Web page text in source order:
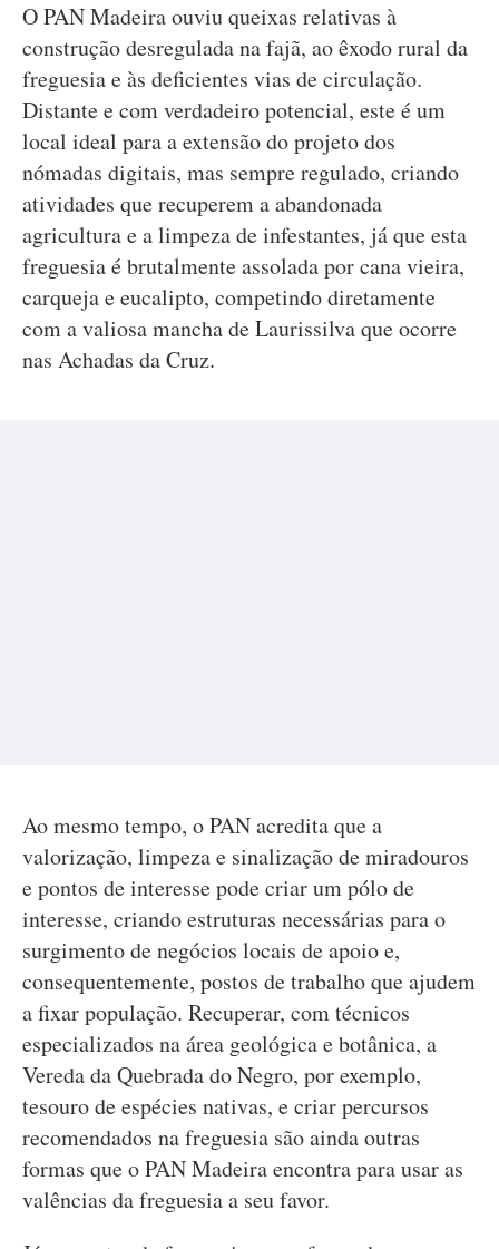
O PAN Madeira ouviu queixas relativas à
construção desregulada na fajã, ao êxodo rural da
freguesia e às deficientes vias de circulação.
Distante e com verdadeiro potencial, este é um
local ideal para a extensão do projeto dos
nómadas digitais, mas sempre regulado, criando
atividades que recuperem a abandonada
agricultura e a limpeza de infestantes, já que esta
freguesia é brutalmente assolada por cana vieira,
carqueja e eucalipto, competindo diretamente
com a valiosa mancha de Laurissilva que ocorre
nas Achadas da Cruz.
Ao mesmo tempo, o PAN acredita que a
valorização, limpeza e sinalização de miradouros
e pontos de interesse pode criar um pólo de
interesse, criando estruturas necessárias para o
surgimento de negócios locais de apoio e,
consequentemente, postos de trabalho que ajudem
a fixar população. Recuperar, com técnicos
especializados na área geológica e botânica, a
Vereda da Quebrada do Negro, por exemplo,
tesouro de espécies nativas, e criar percursos
recomendados na freguesia são ainda outras
formas que o PAN Madeira encontra para usar as
valências da freguesia a seu favor.